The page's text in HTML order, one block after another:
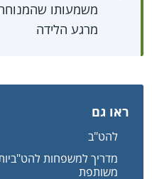
משמעותו
מרגע הלידה
ראו גם
להט"ב
מדריך למשפחות
משותפת